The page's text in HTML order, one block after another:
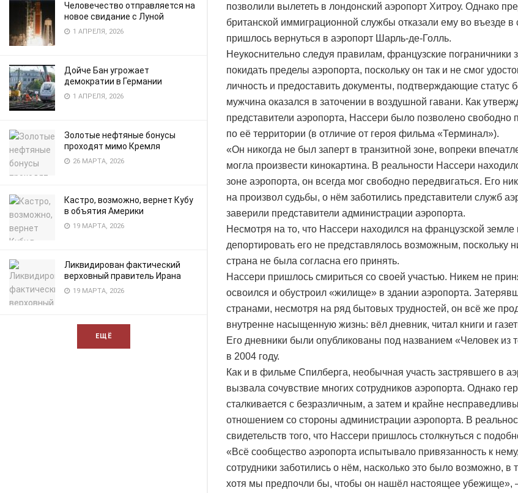
Человечество отправляется на
новое свидание с Луной
1 АПРЕЛЯ, 2026
Дойче Бан угрожает
демократии в Германии
1 АПРЕЛЯ, 2026
Золотые нефтяные бонусы
проходят мимо Кремля
26 МАРТА, 2026
Кастро, возможно, вернет Кубу
в объятия Америки
19 МАРТА, 2026
Ликвидирован фактический
верховный правитель Ирана
19 МАРТА, 2026
ЕЩЁ
позволили вылететь в лондонский аэропорт Хитроу. Однако
британской иммиграционной службы отказали ему во въезде в
пришлось вернуться в аэропорт Шарль-де-Голль.
Неукоснительно следуя правилам, французские пограничники
покидать пределы аэропорта, поскольку он так и не смог
личность и предоставить документы, подтверждающие статус
мужчина оказался в заточении в воздушной гавани. Как
представители аэропорта, Нассери было позволено свободно
по её территории (в отличие от героя фильма «Терминал»).
«Он никогда не был заперт в транзитной зоне, вопреки
могла произвести кинокартина. В реальности Нассери
зоне аэропорта, он всегда мог свободно передвигаться. Его
на произвол судьбы, о нём заботились представители служб
заверили представители администрации аэропорта.
Несмотря на то, что Нассери находился на французской земле
депортировать его не представлялось возможным, поскольку
страна не была согласна его принять.
Нассери пришлось смириться со своей участью. Никем не
освоился и обустроил «жилище» в здании аэропорта.
странами, несмотря на ряд бытовых трудностей, он всё же
внутренне насыщенную жизнь: вёл дневник, читал книги и
Его дневники были опубликованы под названием «Человек из
в 2004 году.
Как и в фильме Спилберга, необычная участь застрявшего в
вызвала сочувствие многих сотрудников аэропорта. Однако
сталкивается с безразличным, а затем и крайне
отношением со стороны администрации аэропорта. В
свидетельств того, что Нассери пришлось столкнуться с
«Всё сообщество аэропорта испытывало привязанность к
сотрудники заботились о нём, насколько это было возможно, в
хотя мы предпочли бы, чтобы он нашёл настоящее убежище»,